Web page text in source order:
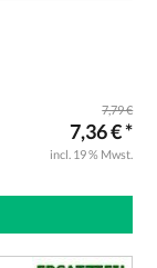
7,79 €
7,36 € *
incl. 19 % Mwst.